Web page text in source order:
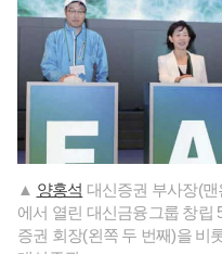
▲ 양홍석 대신증권 부사장(맨
에서 열린 대신금융그룹 창립
증권 회장(왼쪽 두 번째)을 비